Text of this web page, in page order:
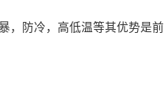
，防冷，高低温等其优势是